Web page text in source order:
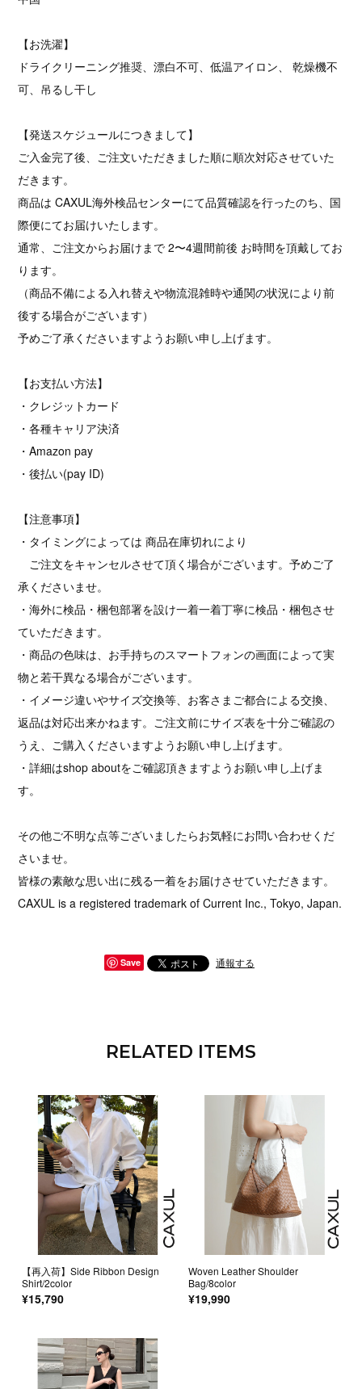
【お洗濯】
ドライクリーニング推奨、漂白不可、低温アイロン、 乾燥機不
可、吊るし干し
【発送スケジュールにつきまして】
ご入金完了後、ご注文いただきました順に順次対応させていた
だきます。
商品は CAXUL海外検品センターにて品質確認を行ったのち、国
際便にてお届けいたします。
通常、ご注文からお届けまで 2〜4週間前後 お時間を頂戴してお
ります。
（商品不備による入れ替えや物流混雑時や通関の状況により前
後する場合がございます）
予めご了承くださいますようお願い申し上げます。
【お支払い方法】
・クレジットカード
・各種キャリア決済
・Amazon pay
・後払い(pay ID)
【注意事項】
・タイミングによっては 商品在庫切れにより
ご注文をキャンセルさせて頂く場合がございます。予めご了
承くださいませ。
・海外に検品・梱包部署を設け一着一着丁寧に検品・梱包させ
ていただきます。
・商品の色味は、お手持ちのスマートフォンの画面によって実
物と若干異なる場合がございます。
・イメージ違いやサイズ交換等、お客さまご都合による交換、
返品は対応出来かねます。ご注文前にサイズ表を十分ご確認の
うえ、ご購入くださいますようお願い申し上げます。
・詳細はshop aboutをご確認頂きますようお願い申し上げま
す。
その他ご不明な点等ございましたらお気軽にお問い合わせくだ
さいませ。
皆様の素敵な思い出に残る一着をお届けさせていただきます。
CAXUL is a registered trademark of Current Inc., Tokyo, Japan.
Save 通報する
RELATED ITEMS
【再入荷】Side Ribbon Design
Shirt/2color
¥15,790
Woven Leather Shoulder
Bag/8color
¥19,990